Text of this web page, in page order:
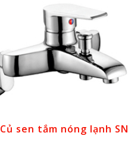
Củ sen tắm nóng lạnh